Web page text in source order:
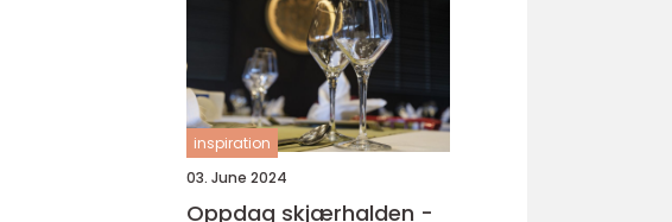
inspiration
03. June 2024
Oppdag skjærhalden -